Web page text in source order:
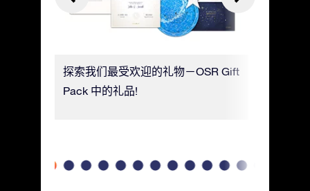
探索我们最受欢迎的礼物－OSR Gift
Pack 中的礼品!